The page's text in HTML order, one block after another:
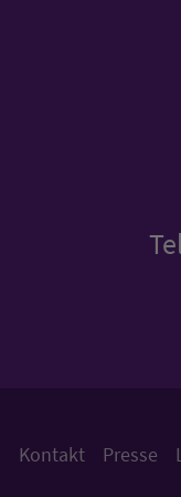
Kontakt Presse